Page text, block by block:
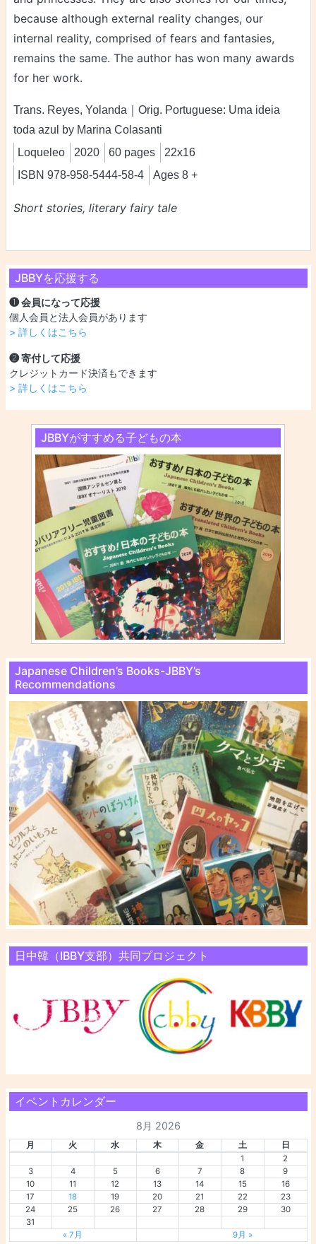
JBBYを応援する
❶ 会員になって応援
個人会員と法人会員があります
> 詳しくはこちら
❷ 寄付して応援
クレジットカード決済もできます
> 詳しくはこちら
JBBYがすすめる子どもの本
Japanese Children’s Books-JBBY’s
Recommendations
日中韓（IBBY支部）共同プロジェクト
イベントカレンダー
8月 2026
月 火 水 木 金 土
日
1
2
3
4 5 6 7 8
9
10
11 12 13 14 15
16
17
18 19 20 21 22
23
24
25 26 27 28 29
30
31
« 7月
9月 »
because although external reality changes, our
internal reality, comprised of fears and fantasies,
remains the same. The author has won many awards
for her work.
Trans. Reyes, Yolanda｜Orig. Portuguese: Uma ideia
toda azul by Marina Colasanti
Loqueleo
2020 60 pages
22x16
ISBN 978-958-5444-58-4
Ages 8 +
Short stories, literary fairy tale